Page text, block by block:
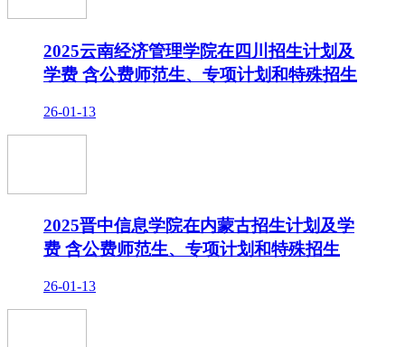
2025云南经济管理学院在四川招生计划及
学费 含公费师范生、专项计划和特殊招生
26-01-13
2025晋中信息学院在内蒙古招生计划及学
费 含公费师范生、专项计划和特殊招生
26-01-13